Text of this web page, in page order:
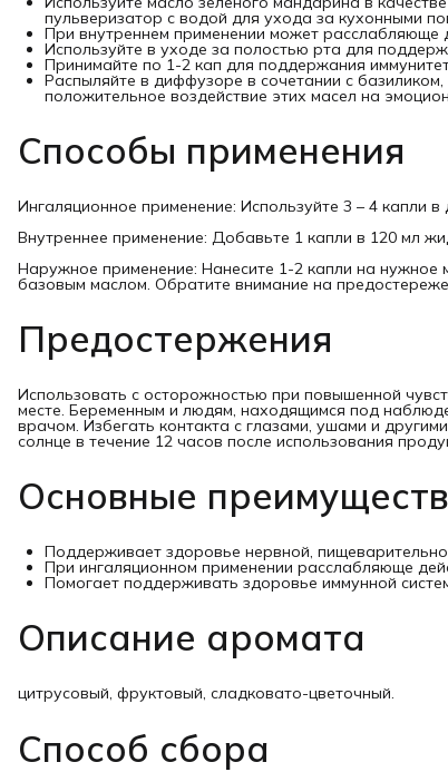
пульверизатор с водой для ухода за кухонными
При внутреннем применении может расслабляюще
Используйте в уходе за полостью рта для
Принимайте по 1-2 кап для поддержания
Распыляйте в диффузоре в сочетании с
положительное воздействие этих масел на
Способы применения
Ингаляционное применение: Используйте 3 – 4 капли
Внутреннее применение: Добавьте 1 капли в 120 мл
Наружное применение: Нанесите 1-2 капли на нужное
базовым маслом. Обратите внимание на
Предостержения
Использовать с осторожностью при повышенной
месте. Беременным и людям, находящимся под
врачом. Избегать контакта с глазами, ушами и
солнце в течение 12 часов после использования
Основные
Поддерживает здоровье нервной,
При ингаляционном применении расслабляюще
Помогает поддерживать здоровье иммунной
Описание аромата
цитрусовый, фруктовый, сладковато-цветочный.
Способ сбора